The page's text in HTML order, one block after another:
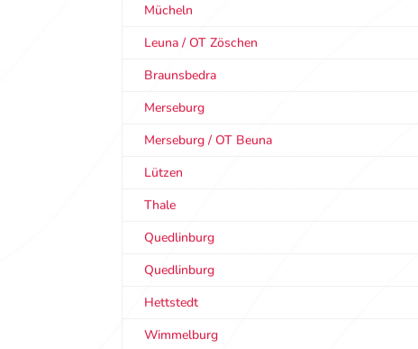
Mücheln
Leuna / OT Zöschen
Braunsbedra
Merseburg
Merseburg / OT Beuna
Lützen
Thale
Quedlinburg
Quedlinburg
Hettstedt
Wimmelburg